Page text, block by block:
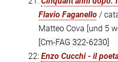
Flavio Faganello /
Matteo Cova [und 5
[Cm-FAG 322-6230]
22: Enzo Cucchi - il